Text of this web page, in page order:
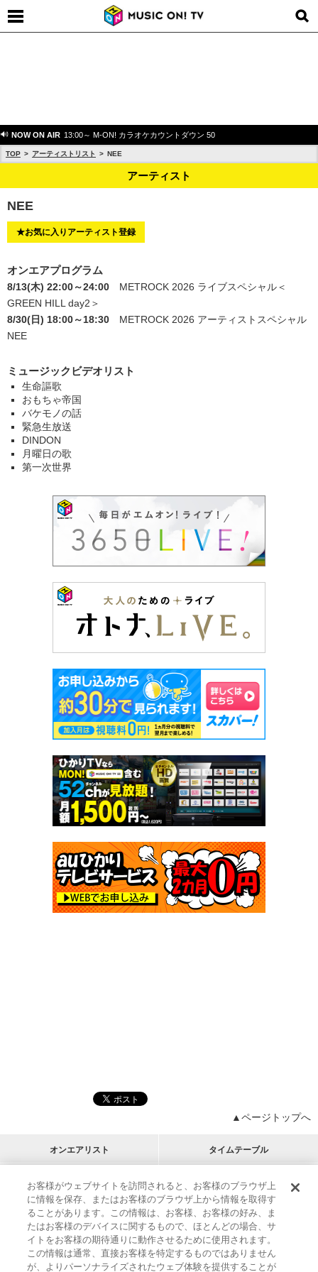
NOW ON AIR 13:00～ M-ON! カラオケカウントダウン 50
TOP アーティストリスト NEE
アーティスト
NEE
★お気に入りアーティスト登録
オンエアプログラム
8/13(木) 22:00～24:00
METROCK 2026 ライブスペシャル＜
GREEN HILL day2＞
8/30(日) 18:00～18:30
METROCK 2026 アーティストスペシャル
NEE
ミュージックビデオリスト
生命謳歌
おもちゃ帝国
バケモノの話
緊急生放送
DINDON
月曜日の歌
第一次世界
▲ページトップへ
オンエアリスト タイムテーブル
プログラムリスト チャート
アーティストリスト
M-ON!
RECOMMEND
リクエスト
インフォメーション | プレゼント&ご招待
MUSIC ON! TV（エムオン!）とは？ | サポート
お客様がウェブサイトを訪問されると、お客様のブラウザ上
に情報を保存、またはお客様のブラウザ上から情報を取得す
ることがあります。この情報は、お客様、お客様の好み、ま
たはお客様のデバイスに関するもので、ほとんどの場合、サ
イトをお客様の期待通りに動作させるために使用されます。
この情報は通常、直接お客様を特定するものではありません
が、よりパーソナライズされたウェブ体験を提供することが